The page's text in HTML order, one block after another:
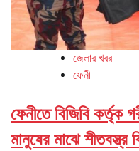
জেলার খবর
ফেনী
ফেনীতে বিজিবি কর্তৃক
মানুষের মাঝে শীতবস্ত্র